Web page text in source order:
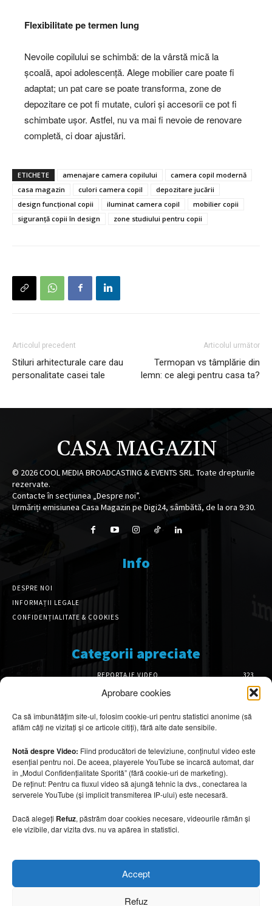
Aprobare cookies
Ca să îmbunătățim site-ul, folosim cookie-uri pentru statistici anonime (să
aflăm câți ne vizitați și ce articole citiți), fără alte date sensibile.
Notă despre Video: Fiind producători de televiziune, conținutul video este
esențial pentru noi. De aceea, playerele YouTube se încarcă automat, dar
în „Modul Confidențialitate Sporită” (fără cookie-uri de marketing).
De reținut: Pentru ca fluxul video să ajungă tehnic la dvs., conectarea la
serverele YouTube (și implicit transmiterea IP-ului) este necesară.
Dacă alegeți Refuz, păstrăm doar cookies necesare, videourile rămân și
ele vizibile, dar vizita dvs. nu va apărea în statistici.
Accept
Refuz
Flexibilitate pe termen lung
Nevoile copilului se schimbă: de la vârstă mică la
școală, apoi adolescență. Alege mobilier care poate fi
adaptat; un pat care se poate transforma, zone de
depozitare ce pot fi mutate, culori și accesorii ce pot fi
schimbate ușor. Astfel, nu va mai fi nevoie de renovare
completă, ci doar ajustări.
ETICHETE amenajare camera copilului
camera copil modernă
casa magazin
culori camera copil
depozitare jucării
design funcțional copii
iluminat camera copil
mobilier copii
siguranță copii în design
zone studiului pentru copii
Articolul precedent
Stiluri arhitecturale care dau
personalitate casei tale
Articolul următor
Termopan vs tâmplărie din
lemn: ce alegi pentru casa ta?
CASA MAGAZIN
© 2026COOL MEDIA BROADCASTING & EVENTS SRL. Toate drepturile
rezervate.
Contacte în secțiunea „Despre noi”.
Urmăriți emisiunea Casa Magazin pe Digi24, sâmbătă, de la ora 9:30.
Info
DESPRE NOI
INFORMAȚII LEGALE
CONFIDENȚIALITATE & COOKIES
Categorii apreciate
REPORTAJE VIDEO
323
AMENAJĂRI INTERIOARE
126
DESIGN INTERIOR
64
ARHITECTURĂ & DESIGN
OPINII & ANALIZE
43
Articole recomandate
Cele mai impresionante cabane moderne
7 august 2026
Ouse Valley Viaduct, construcția care
7 august 2026